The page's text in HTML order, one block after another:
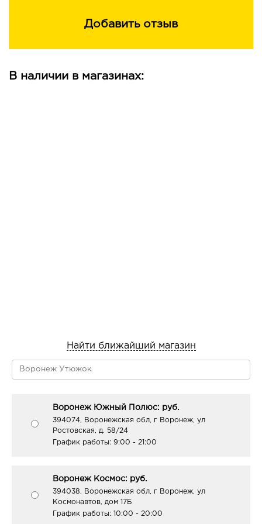
Добавить отзыв
В наличии в магазинах:
Найти ближайший магазин
Воронеж Южный Полюс: руб.
394074, Воронежская обл, г Воронеж, ул
Ростовская, д. 58/24
График работы: 9:00 - 21:00
Воронеж Космос: руб.
394038, Воронежская обл, г Воронеж, ул
Космонавтов, дом 17Б
График работы: 10:00 - 20:00